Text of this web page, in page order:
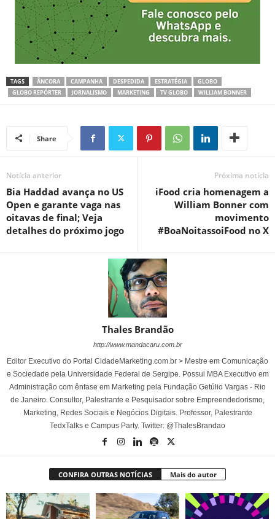
TAGS ÂNCORA CAMPANHA DESPEDIDA ESTRATÉGIA
GLOBO
GLOBO REPÓRTER
JORNALISMO MARKETING TV GLOBO WILLIAM BONNER
Share
Notícia anterior
Bia Haddad avança no US
Open e garante vaga nas
oitavas de final; Veja
detalhes do próximo jogo
Próxima notícia
iFood cria homenagem a
William Bonner com
movimento
#BoaNoitassoiFood no X
Thales Brandão
http://www.mandacaru.com.br
Editor Executivo do Portal CidadeMarketing.com.br > Mestre em Comunicação
e Sociedade pela Universidade Federal de Sergipe. Possui MBA Executivo em
Administração com ênfase em Marketing pela Fundação Getúlio Vargas - Rio
de Janeiro. Consultor, Palestrante e Pesquisador sobre Empreendedorismo,
Marketing, Redes Sociais e Negócios Digitais. Professor, Palestrante
TedxTalks e Campus Party. Twitter: @ThalesBrandao
CONFIRA OUTRAS NOTÍCIAS Mais do autor